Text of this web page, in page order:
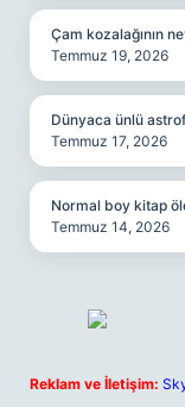
Çam kozalağının
Temmuz 19, 2026
Dünyaca ünlü
Temmuz 17, 2026
Normal boy kitap
Temmuz 14, 2026
Reklam ve İletişim: